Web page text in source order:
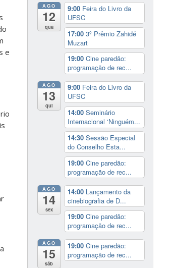
e
AGO
12
qua
9:00 Feira do Livro da
UFSC
17:00 3º Prêmio Zahidé
Muzart
19:00 Cine paredão:
programação de rec...
AGO
13
qui
9:00 Feira do Livro da
UFSC
14:00 Seminário
Internacional ‘Ninguém...
14:30 Sessão Especial
do Conselho Esta...
19:00 Cine paredão:
programação de rec...
AGO
14
sex
14:00 Lançamento da
cinebiografia de D...
19:00 Cine paredão:
programação de rec...
AGO
15
sáb
19:00 Cine paredão:
programação de rec...